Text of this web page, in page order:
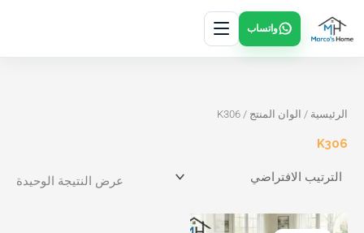
واتساب
المحتوى
الرئيسية / الوان المنتج / K306
K306
عرض النتيجة الوحيدة
السعر
هناك
هناك